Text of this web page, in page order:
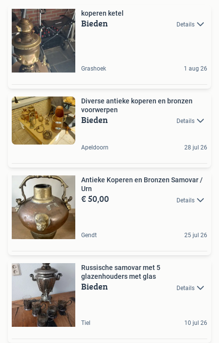
koperen ketel
Bieden Details
Grashoek 1 aug 26
Diverse antieke koperen en bronzen
voorwerpen
Bieden Details
Apeldoorn 28 jul 26
Antieke Koperen en Bronzen Samovar /
Urn
€ 50,00 Details
Gendt 25 jul 26
Russische samovar met 5
glazenhouders met glas
Bieden Details
Tiel 10 jul 26